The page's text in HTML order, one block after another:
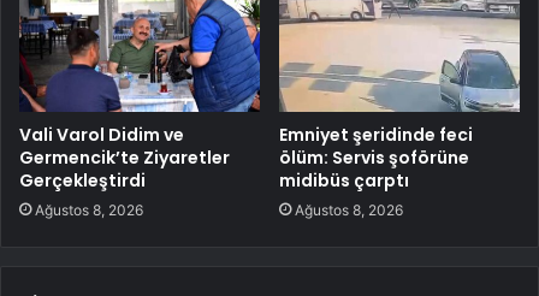
Vali Varol Didim ve
Germencik’te Ziyaretler
Gerçekleştirdi
Ağustos 8, 2026
Emniyet şeridinde feci
ölüm: Servis şoförüne
midibüs çarptı
Ağustos 8, 2026